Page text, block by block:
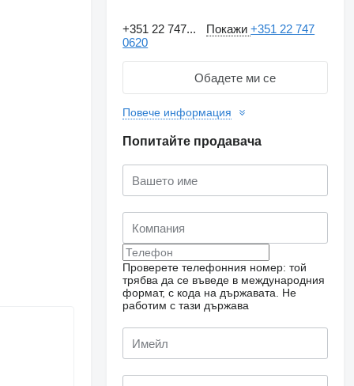
+351 22 747... Покажи+351 22 747
0620
Обадете ми се
Повече информация
Попитайте продавача
Проверете телефонния номер: той
трябва да се въведе в международния
формат, с кода на държавата.
Не
работим с тази държава